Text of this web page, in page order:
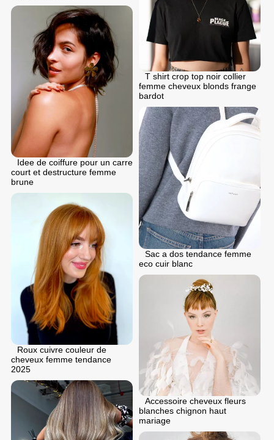
T shirt crop top noir collier
femme cheveux blonds frange
bardot
Idee de coiffure pour un carre
court et destructure femme
brune
Sac a dos tendance femme
eco cuir blanc
Roux cuivre couleur de
cheveux femme tendance
2025
Accessoire cheveux fleurs
blanches chignon haut
mariage